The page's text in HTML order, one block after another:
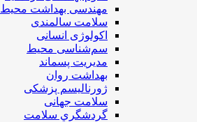
مهندسی بهداشت محيط
سلامت سالمندی
اکولوژی انسانی
سم‌شناسی محیط
مدیریت پسماند
بهداشت روان
ژورنالیسم پزشکی
سلامت جهانی
گردشگري سلامت